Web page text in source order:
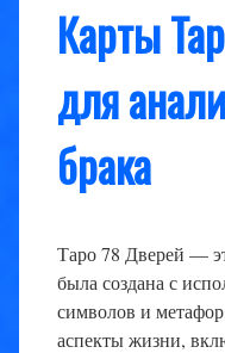
Карты
для
брака
Таро 78 Дверей —
была создана с
символов и
аспекты жизни,